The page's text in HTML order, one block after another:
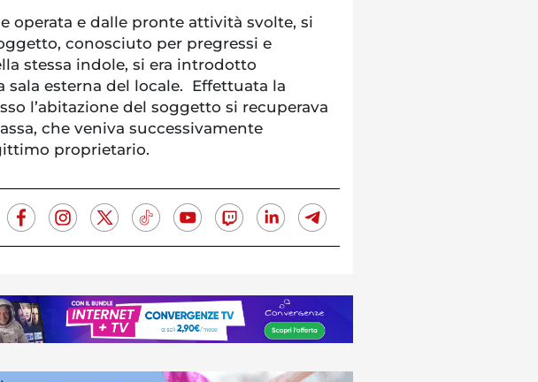
operata e dalle pronte attività svolte, si
conosciuto per pregressi e
stessa indole, si era introdotto
sala esterna del locale. Effettuata la
l’abitazione del soggetto si recuperava
che veniva successivamente
proprietario.